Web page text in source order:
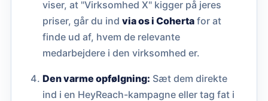
viser, at "Virksomhed X" kigger på jeres
priser, går du ind via os i Cohertafor at
finde ud af, hvem de relevante
medarbejdere i den virksomhed er.
Den varme opfølgning: Sæt dem direkte
ind i en HeyReach-kampagne eller tag fat i